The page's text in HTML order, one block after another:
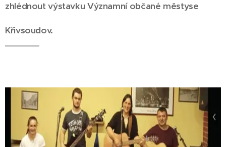
zhlédnout výstavku Významní občané městyse
Křivsoudov.